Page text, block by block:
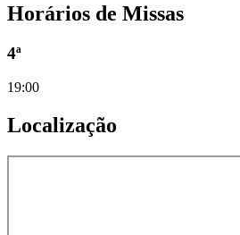
Horários de Missas
4ª
19:00
Localização